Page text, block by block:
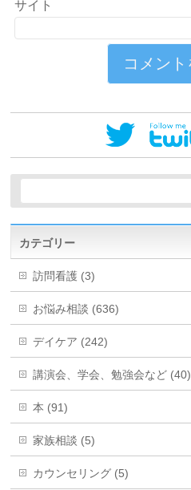
サイト
カテゴリー
訪問看護 (3)
お悩み相談 (636)
デイケア (242)
講演会、学会、勉強会など (40)
本 (91)
家族相談 (5)
カウンセリング (5)